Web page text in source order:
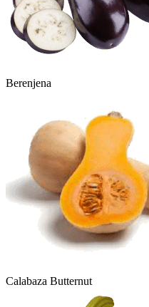
Berenjena
Calabaza Butternut